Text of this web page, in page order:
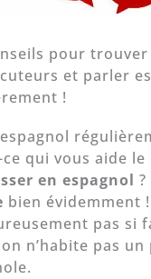
pour trouver
et parler
!
ce qui vous aide le
en espagnol ?
bien évidemment
pas si
n’habite pas un